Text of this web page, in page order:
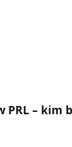
PRL – kim